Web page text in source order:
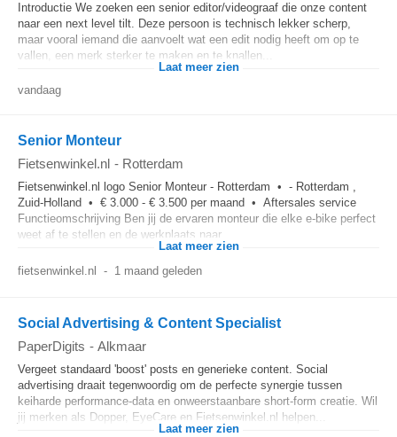
Introductie We zoeken een senior editor/videograaf die onze content
naar een next level tilt. Deze persoon is technisch lekker scherp,
maar vooral iemand die aanvoelt wat een edit nodig heeft om op te
vallen, een merk sterker te maken en te knallen...
Laat meer zien
vandaag
Senior Monteur
Fietsenwinkel.nl - Rotterdam
Fietsenwinkel.nl logo Senior Monteur - Rotterdam • - Rotterdam ,
Zuid-Holland • € 3.000 - € 3.500 per maand • Aftersales service
Functieomschrijving Ben jij de ervaren monteur die elke e-bike perfect
weet af te stellen en de werkplaats naar...
Laat meer zien
fietsenwinkel.nl - 1 maand geleden
Social Advertising & Content Specialist
PaperDigits - Alkmaar
Vergeet standaard 'boost' posts en generieke content. Social
advertising draait tegenwoordig om de perfecte synergie tussen
keiharde performance-data en onweerstaanbare short-form creatie. Wil
jij merken als Dopper, EyeCare en Fietsenwinkel.nl helpen...
Laat meer zien